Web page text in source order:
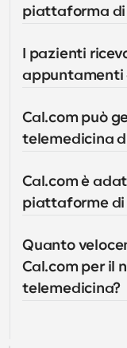
piattaforma di
I pazienti
appuntamenti
Cal.com può
telemedicina
Cal.com è
piattaforme di
Quanto
Cal.com per il
telemedicina?